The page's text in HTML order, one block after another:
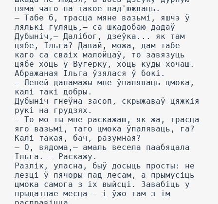
няма чаго на такое пад'южваць.
— Табе б, трасца мяне вазьмі, яшчэ ў
лялькі гуляць,— са шкадобаю дадаў
Дубыніч,— Далібог, дзеўка... як там
цябе, Ільга? Давай, можа, дам табе
каго са сваіх малойцаў, то завязуць
цябе хоць у Вугерку, хоць куды хочаш.
Абражаная Ільга ўзялася ў бокі.
— Лепей дапамажы мне ўпаляваць цмока,
калі такі добры.
Дубыніч гнеўна засоп, скрыжаваў цяжкія
рукі на грудзях.
— To мо ты мне раскажаш, як жа, трасца
яго вазьмі, таго цмока ўпаляваць, га?
Калі такая, бач, разумная?
— О, вядома,— амаль весела паабяцала
Ільга. — Раскажу.
Разлік, уласна, быў досыць просты: не
лезці ў пячоры пад лесам, а прымусіць
цмока самога з іх выйсці. Завабіць у
прыдатнае месца — і ўжо там з ім